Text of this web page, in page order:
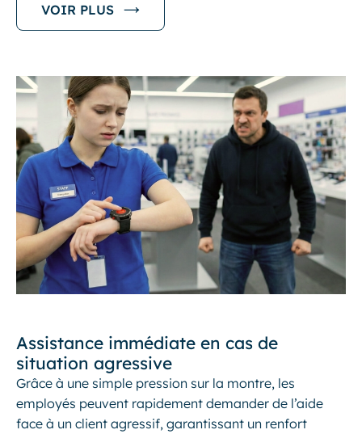
VOIR PLUS
Assistance immédiate en cas de
situation agressive
Grâce à une simple pression sur la montre, les
employés peuvent rapidement demander de l’aide
face à un client agressif, garantissant un renfort